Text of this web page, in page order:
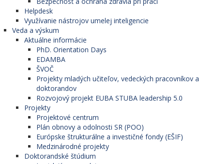
Helpdesk
Využívanie nástrojov umelej inteligencie
Veda a výskum
Aktuálne informácie
PhD. Orientation Days
EDAMBA
ŠVOČ
Projekty mladých učiteľov, vedeckých pracovníkov a
doktorandov
Rozvojový projekt EUBA STUBA leadership 5.0
Projekty
Projektové centrum
Plán obnovy a odolnosti SR (POO)
Európske štrukturálne a investičné fondy (EŠIF)
Medzinárodné projekty
Doktorandské štúdium